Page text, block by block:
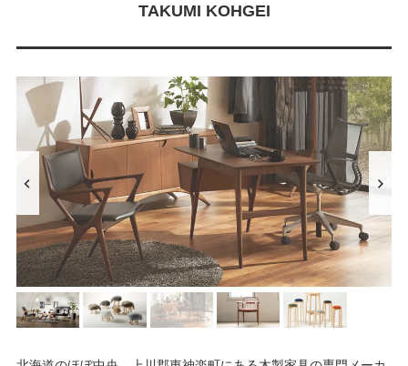
TAKUMI KOHGEI